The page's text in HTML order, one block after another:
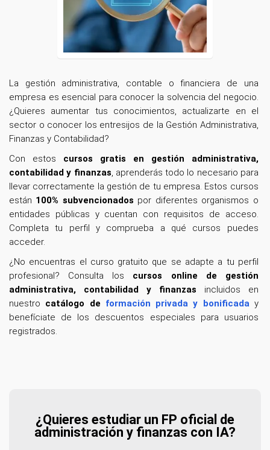
La gestión administrativa, contable o financiera de una
empresa es esencial para conocer la solvencia del negocio.
¿Quieres aumentar tus conocimientos, actualizarte en el
sector o conocer los entresijos de la Gestión Administrativa,
Finanzas y Contabilidad?
Con estos cursos gratis en gestión administrativa,
contabilidad y finanzas, aprenderás todo lo necesario para
llevar correctamente la gestión de tu empresa. Estos cursos
están 100% subvencionados por diferentes organismos o
entidades públicas y cuentan con requisitos de acceso.
Completa tu perfil y comprueba a qué cursos puedes
acceder.
¿No encuentras el curso gratuito que se adapte a tu perfil
profesional? Consulta los cursos online de gestión
administrativa, contabilidad y finanzas incluidos en
nuestro catálogo de formación privada y bonificaday
benefíciate de los descuentos especiales para usuarios
registrados.
¿Quieres estudiar un FP oficial de
administración y finanzas con IA?